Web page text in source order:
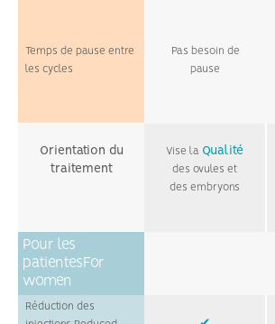
Temps de pause entre
les cycles
Pas besoin de
pause
Orientation du
traitement
Vise la Qualité
des ovules et
des embryons
Pour les
patientesFor
women
Réduction des